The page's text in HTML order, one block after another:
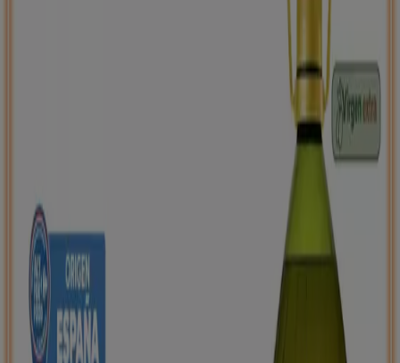
Ahorrar es aún más fácil con la aplicación.
Puedes encontrar las mejores ofertas de los
negocios más cercanos, guardarlas y crear tu lista
DESCARGA LA APLICACIÓN
Ver más
Publicidad